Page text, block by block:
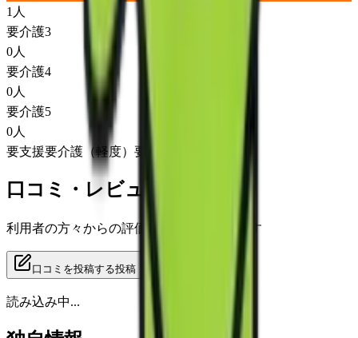
1 人
要介護3
0人
要介護4
0人
要介護5
0人
要支援要介護（軽度） 要介護（重度）
口コミ・レビュー
利用者の方々からの評価をご覧いただけます
口コミを投稿する投稿
読み込み中...